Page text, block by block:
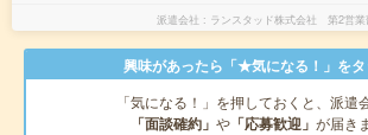
派遣会社 ランスタッド株式会社 第2営業
興味があったら「★気になる！」をタ
「気になる！」を押しておくと、派遣
「面談確約」 や 「応募歓迎」 が届き